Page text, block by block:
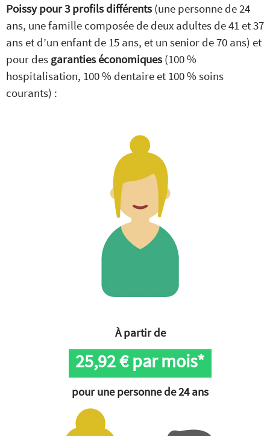
Poissy pour 3 profils différents (une personne de 24
ans, une famille composée de deux adultes de 41 et 37
ans et d’un enfant de 15 ans, et un senior de 70 ans) et
pour des garanties économiques (100 %
hospitalisation, 100 % dentaire et 100 % soins
courants) :
À partir de
25,92€ par mois*
pour une personne de 24 ans